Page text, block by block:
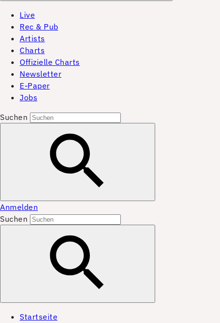
Live
Rec & Pub
Artists
Charts
Offizielle Charts
Newsletter
E-Paper
Jobs
Suchen
Anmelden
Suchen
Startseite